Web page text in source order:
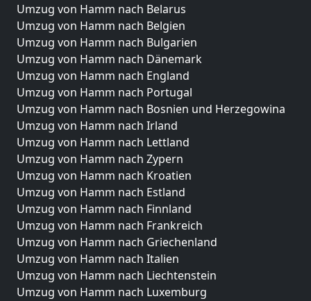
Umzug von Hamm nach Belarus
Umzug von Hamm nach Belgien
Umzug von Hamm nach Bulgarien
Umzug von Hamm nach Dänemark
Umzug von Hamm nach England
Umzug von Hamm nach Portugal
Umzug von Hamm nach Bosnien und Herzegowina
Umzug von Hamm nach Irland
Umzug von Hamm nach Lettland
Umzug von Hamm nach Zypern
Umzug von Hamm nach Kroatien
Umzug von Hamm nach Estland
Umzug von Hamm nach Finnland
Umzug von Hamm nach Frankreich
Umzug von Hamm nach Griechenland
Umzug von Hamm nach Italien
Umzug von Hamm nach Liechtenstein
Umzug von Hamm nach Luxemburg